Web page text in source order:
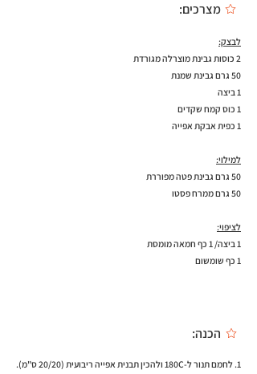
מצרכים:
לבצק:
2 כוסות גבינת מוצרלה מגורדת
50 גרם גבינת שמנת
1 ביצה
1 כוס קמח שקדים
1 כפית אבקת אפייה
למילוי:
50 גרם גבינת פטה מפוררת
50 גרם ממרח פסטו
לציפוי:
1 ביצה/ 1 כף חמאה מומסת
1 כף שומשום
הכנה:
1. לחמם תנור ל-180C ולהכין תבנית אפייה ריבועית (20/20 ס"מ).